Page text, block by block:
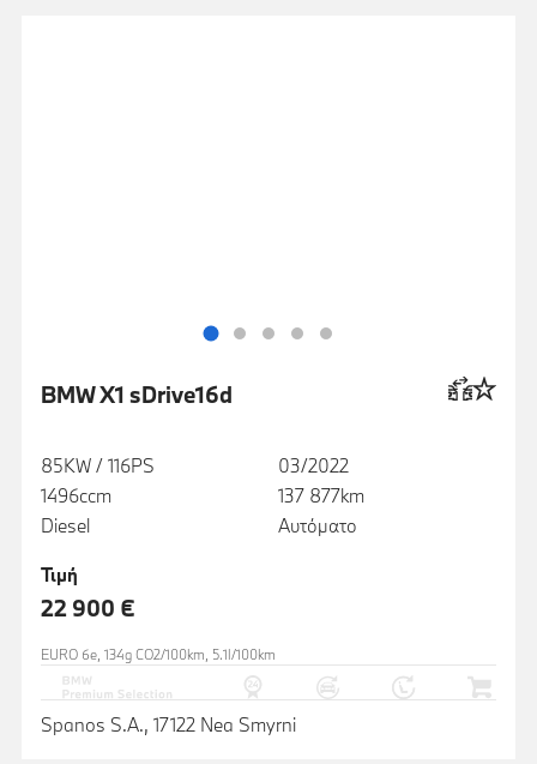
BMW X1 sDrive16d
85KW / 116PS
1496ccm
Diesel
03/2022
137 877km
Αυτόματο
Τιμή
22 900 €
EURO 6e, 134g CO2/100km, 5.1l/100km
Spanos S.A., 17122 Nea Smyrni